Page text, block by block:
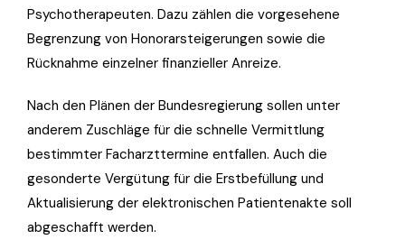
Psychotherapeuten. Dazu zählen die vorgesehene
Begrenzung von Honorarsteigerungen sowie die
Rücknahme einzelner finanzieller Anreize.
Nach den Plänen der Bundesregierung sollen unter
anderem Zuschläge für die schnelle Vermittlung
bestimmter Facharzttermine entfallen. Auch die
gesonderte Vergütung für die Erstbefüllung und
Aktualisierung der elektronischen Patientenakte soll
abgeschafft werden.